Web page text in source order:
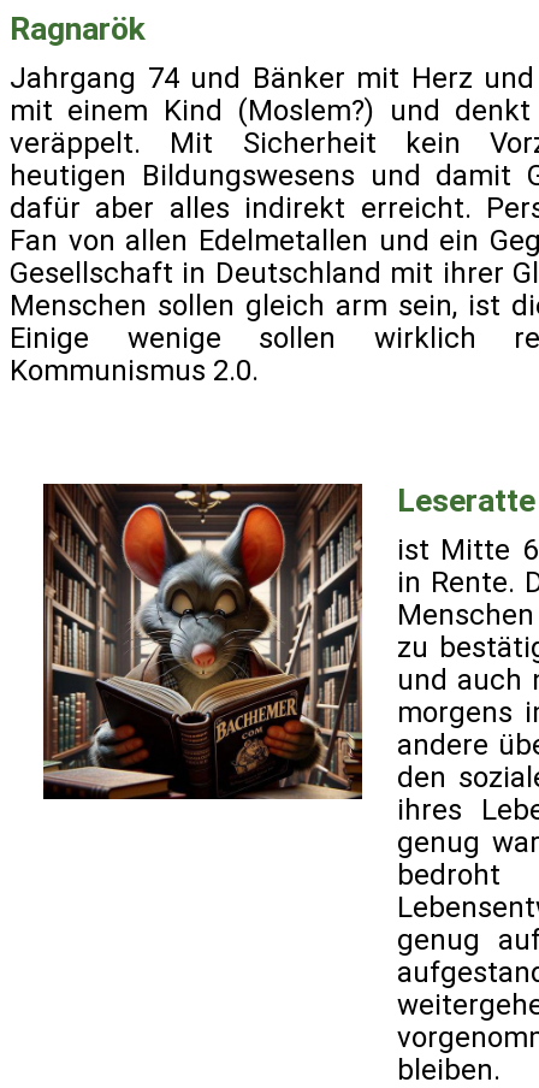
Ragnarök
Jahrgang 74 und Bänker mit Herz
mit einem Kind (Moslem?) und
veräppelt. Mit Sicherheit kein
heutigen Bildungswesens und damit
dafür aber alles indirekt erreicht.
Fan von allen Edelmetallen und ein
Gesellschaft in Deutschland mit ihrer
Menschen sollen gleich arm sein, ist
Einige wenige sollen wirklich
Kommunismus 2.0.
Leseratte
ist Mitte
in Rente.
zu
und auch
morgens
andere
den
ihres
genug
genug
bleiben.